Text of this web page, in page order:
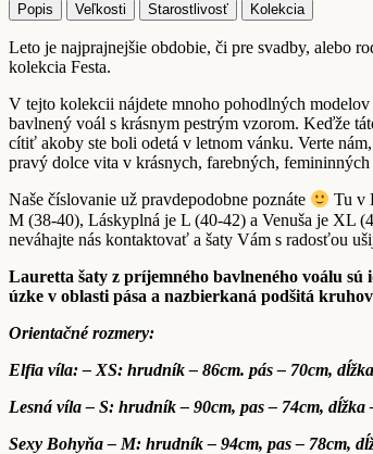
Popis Veľkosti Starostlivosť Kolekcia
Leto je najprajnejšie obdobie, či pre svadby, alebo
kolekcia Festa.
V tejto kolekcii nájdete mnoho pohodlných
bavlnený voál s krásnym pestrým vzorom. Keďže
cítiť akoby ste boli odetá v letnom vánku. Verte
pravý dolce vita v krásnych, farebných,
Naše číslovanie už pravdepodobne poznáte
Tu v
M (38-40), Láskyplná je L (40-42) a Venuša je XL
neváhajte nás kontaktovať a šaty Vám s radosťou
Lauretta šaty z príjemného bavlneného voálu
úzke v oblasti pása a nazbierkaná podšitá
Orientačné rozmery:
Elfia víla: – XS: hrudník – 86cm. pás – 70cm,
Lesná víla – S: hrudník – 90cm, pas – 74cm, dĺžka
Sexy Bohyňa – M: hrudník – 94cm, pas – 78cm,